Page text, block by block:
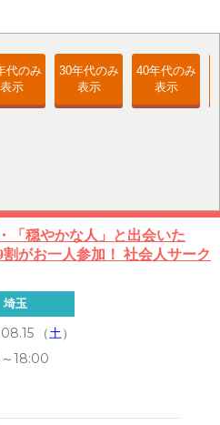
代のみ
表示
30年代のみ
表示
40年代のみ
表示
「穏やかな人」と出会いた
がお一人参加！ 社会人サーク
埼玉
（土）
18:00